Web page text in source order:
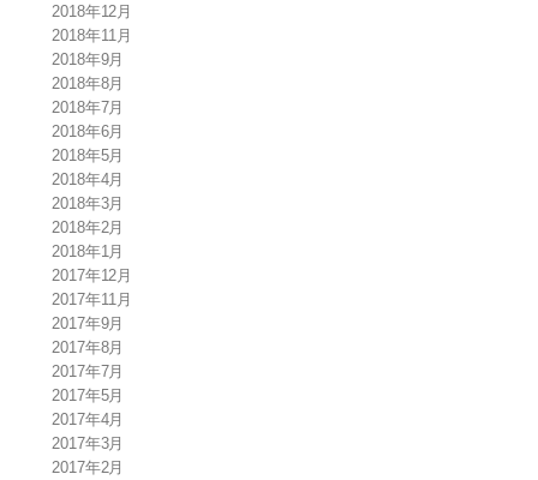
2018年12月
2018年11月
2018年9月
2018年8月
2018年7月
2018年6月
2018年5月
2018年4月
2018年3月
2018年2月
2018年1月
2017年12月
2017年11月
2017年9月
2017年8月
2017年7月
2017年5月
2017年4月
2017年3月
2017年2月